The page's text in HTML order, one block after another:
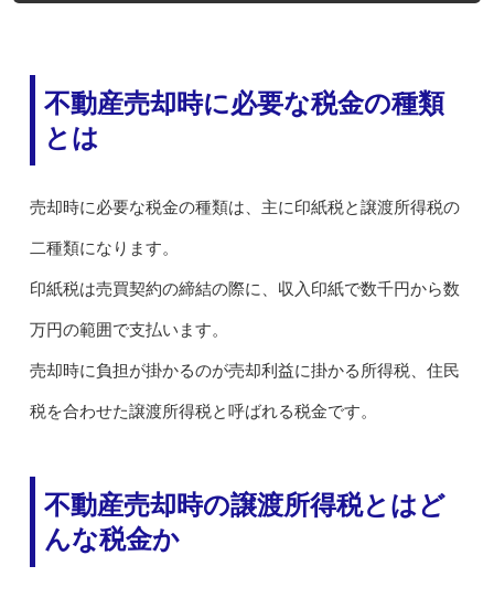
不動産売却時に必要な税金の種類
とは
売却時に必要な税金の種類は、主に印紙税と譲渡所得税の
二種類になります。
印紙税は売買契約の締結の際に、収入印紙で数千円から数
万円の範囲で支払います。
売却時に負担が掛かるのが売却利益に掛かる所得税、住民
税を合わせた譲渡所得税と呼ばれる税金です。
不動産売却時の譲渡所得税とはど
んな税金か